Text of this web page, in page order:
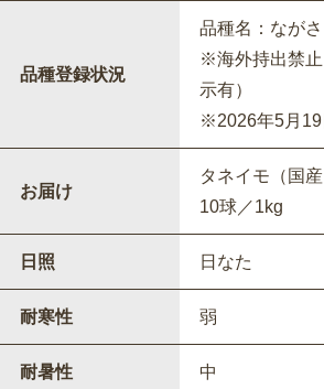
品種登録状況
品種名：なが
※海外持出禁
示有）
※2026年5月19
お届け
タネイモ（国
10球／1kg
日照 日なた
耐寒性 弱
耐暑性 中